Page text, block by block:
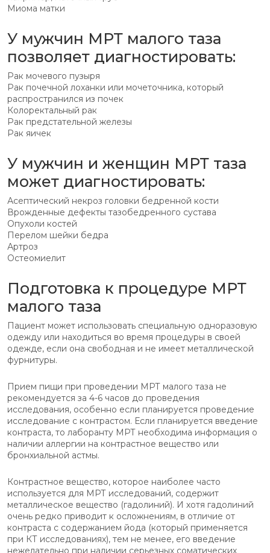
Миома матки
У мужчин МРТ малого таза
позволяет диагностировать:
Рак мочевого пузыря
Рак почечной лоханки или мочеточника, который
распространился из почек
Колоректальный рак
Рак предстательной железы
Рак яичек
У мужчин и женщин МРТ таза
может диагностировать:
Асептический некроз головки бедренной кости
Врожденные дефекты тазобедренного сустава
Опухоли костей
Перелом шейки бедра
Артроз
Остеомиелит
Подготовка к процедуре МРТ
малого таза
Пациент может использовать специальную одноразовую
одежду или находиться во время процедуры в своей
одежде, если она свободная и не имеет металлической
фурнитуры.
Прием пищи при проведении МРТ малого таза не
рекомендуется за 4-6 часов до проведения
исследования, особенно если планируется проведение
исследование с контрастом. Если планируется введение
контраста, то лаборанту МРТ необходима информация о
наличии аллергии на контрастное вещество или
бронхиальной астмы.
Контрастное вещество, которое наиболее часто
используется для МРТ исследований, содержит
металлическое вещество (гадолиний). И хотя гадолиний
очень редко приводит к осложнениям, в отличие от
контраста с содержанием йода (который применяется
при КТ исследованиях), тем не менее, его введение
нежелательно при наличии серьезных соматических